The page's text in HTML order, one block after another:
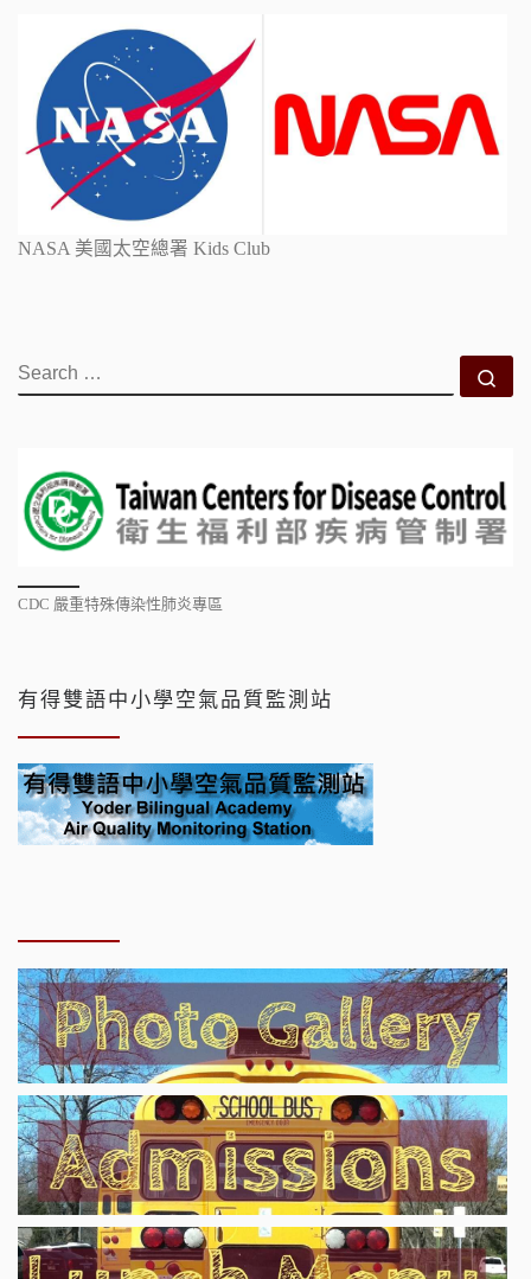
NASA 美國太空總署 Kids Club
SEARCH
CDC 嚴重特殊傳染性肺炎專區
有得雙語中小學空氣品質監測站